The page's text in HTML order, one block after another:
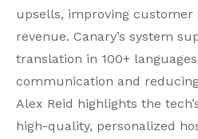
upsells, improving customer
revenue. Canary’s system
translation in 100+
communication and
Alex Reid highlights the
high-quality, personalized